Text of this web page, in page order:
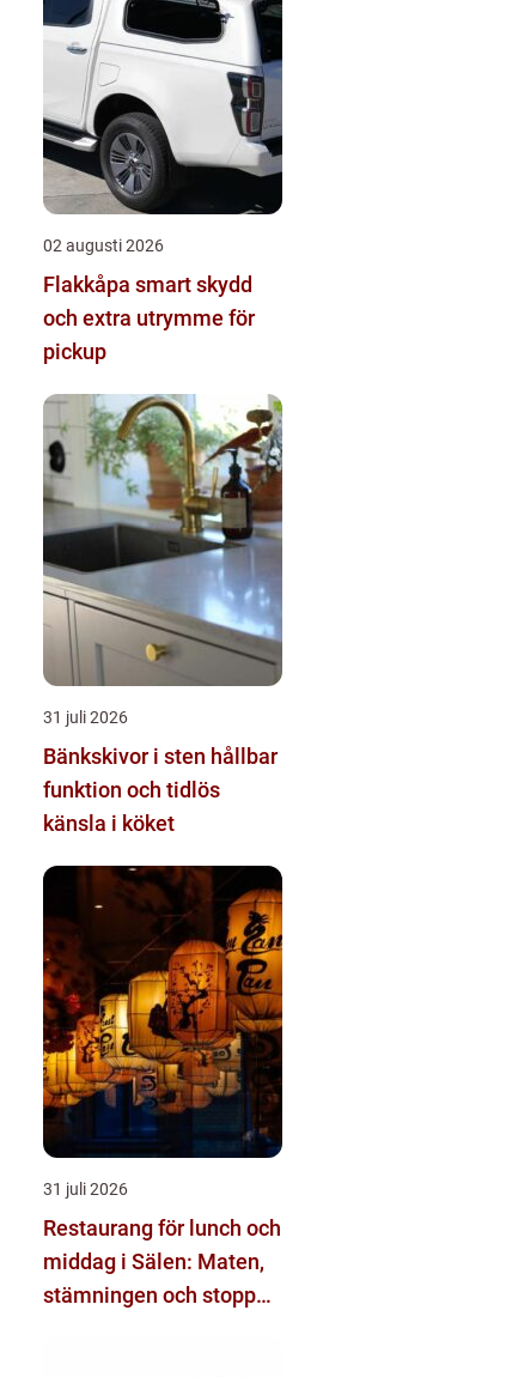
02 augusti 2026
Flakkåpa smart skydd
och extra utrymme för
pickup
31 juli 2026
Bänkskivor i sten hållbar
funktion och tidlös
känsla i köket
31 juli 2026
Restaurang för lunch och
middag i Sälen: Maten,
stämningen och stoppen